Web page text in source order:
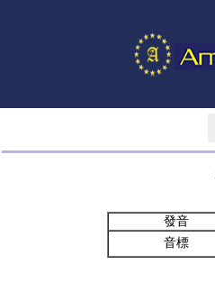
發音
音標